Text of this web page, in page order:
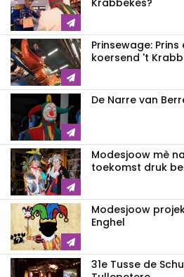
Krabbekes?
Prinsewage:
koersend 't
De Narre van
Modesjoow mè
toekomst druk
Modesjoow
Enghel
31e Tusse de